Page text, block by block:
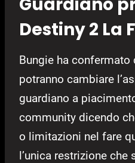
Destiny 2 La
Bungie ha confermato
potranno cambiare
guardiano a
community dicendo
o limitazioni nel fare
l’unica restrizione che